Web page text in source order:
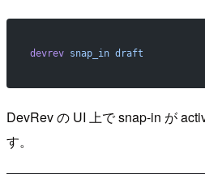
devrev snap_in draft
DevRev の UI 上で snap-in が
す。